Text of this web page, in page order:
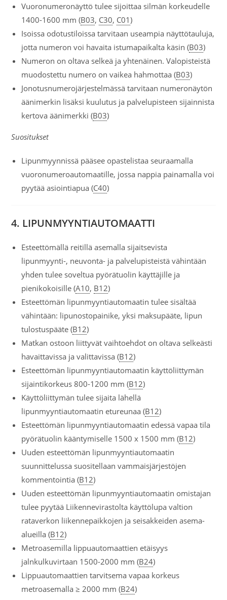
Vuoronumeronäyttö tulee sijoittaa silmän korkeudelle
1400-1600 mm (B03, C30, C01)
Isoissa odotustiloissa tarvitaan useampia näyttötauluja,
jotta numeron voi havaita istumapaikalta käsin (B03)
Numeron on oltava selkeä ja yhtenäinen. Valopisteistä
muodostettu numero on vaikea hahmottaa (B03)
Jonotusnumerojärjestelmässä tarvitaan numeronäytön
äänimerkin lisäksi kuulutus ja palvelupisteen sijainnista
kertova äänimerkki (B03)
Suositukset
Lipunmyynnissä pääsee opastelistaa seuraamalla
vuoronumeroautomaatille, jossa nappia painamalla voi
pyytää asiointiapua (C40)
4. LIPUNMYYNTIAUTOMAATTI
Esteettömällä reitillä asemalla sijaitsevista
lipunmyynti-, neuvonta- ja palvelupisteistä vähintään
yhden tulee soveltua pyörätuolin käyttäjille ja
pienikokoisille (A10, B12)
Esteettömän lipunmyyntiautomaatin tulee sisältää
vähintään: lipunostopainike, yksi maksupääte, lipun
tulostuspääte (B12)
Matkan ostoon liittyvät vaihtoehdot on oltava selkeästi
havaittavissa ja valittavissa (B12)
Esteettömän lipunmyyntiautomaatin käyttöliittymän
sijaintikorkeus 800-1200 mm (B12)
Käyttöliittymän tulee sijaita lähellä
lipunmyyntiautomaatin etureunaa (B12)
Esteettömän lipunmyyntiautomaatin edessä vapaa tila
pyörätuolin kääntymiselle 1500 x 1500 mm (B12)
Uuden esteettömän lipunmyyntiautomaatin
suunnittelussa suositellaan vammaisjärjestöjen
kommentointia (B12)
Uuden esteettömän lipunmyyntiautomaatin omistajan
tulee pyytää Liikennevirastolta käyttölupa valtion
rataverkon liikennepaikkojen ja seisakkeiden asema-
alueilla (B12)
Metroasemilla lippuautomaattien etäisyys
jalnkulkuvirtaan 1500-2000 mm (B24)
Lippuautomaattien tarvitsema vapaa korkeus
metroasemalla ≥ 2000 mm (B24)